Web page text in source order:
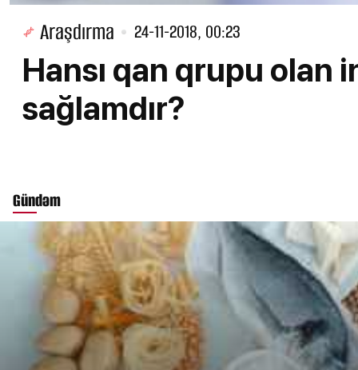
Araşdırma 24-11-2018, 00:23
Hansı qan qrupu olan
sağlamdır?
Gündəm